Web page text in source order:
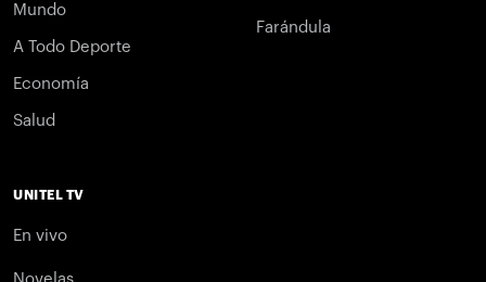
Mundo
A Todo Deporte
Economía
Salud
Farándula
UNITEL TV
En vivo